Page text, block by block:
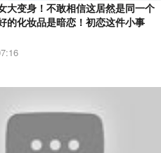
大变身！不敢相信这居然是同一个
的化妆品是暗恋！初恋这件小事